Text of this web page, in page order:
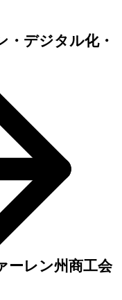
・デジタル化・
ーレン州商工会